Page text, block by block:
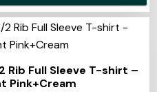
Rib Full Sleeve T-shirt –
Pink+Cream